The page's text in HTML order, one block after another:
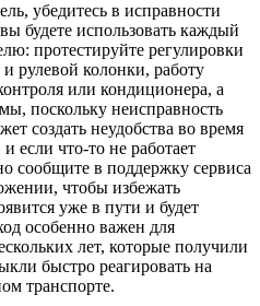
убедитесь в исправности
будете использовать каждый
протестируйте регулировки
рулевой колонки, работу
или кондиционера, а
поскольку неисправность
создать неудобства во время
если что-то не работает
сообщите в поддержку сервиса
чтобы избежать
уже в пути и будет
особенно важен для
лет, которые получили
быстро реагировать на
транспорте.